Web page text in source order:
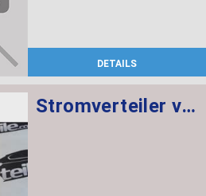
DETAILS
Stromverteiler vorne